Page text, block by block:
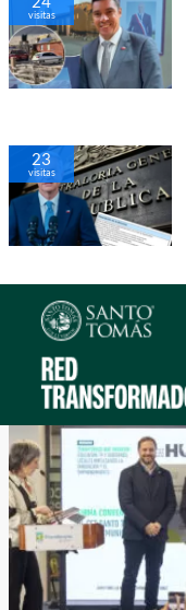
visitas
23
visitas